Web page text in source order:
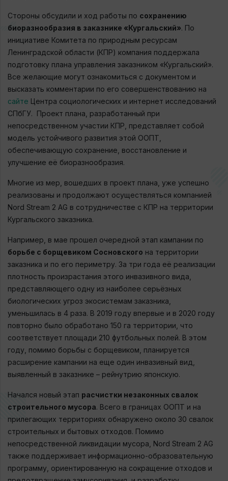
Стороны обсудили и ход работы по сохранению
биоразнообразия в заказнике «Кургальский». По
инициативе Комитета по природным ресурсам
Ленинградской области (КПР) компания поддержала
подготовку плана управления заказником «Кургальский».
Все желающие могут ознакомиться с документом и
высказать комментарии по его совершенствованию на
сайте Центра социологических и интернет исследований
СПбГУ. Проект плана, разработанный при
непосредственном участии КПР, представляет собой
модель устойчивого развития этой ООПТ,
обеспечивающую сохранение, восстановление и
улучшение её биоразнообразия.
Многие из мер, вошедших в проект плана, уже успешно
реализованы и продолжают осуществляться компанией
Nord Stream 2 AG в сотрудничестве с КПР на территории
Кургальского заказника.
Например, в мае прошел очередной этап кампании по
борьбе с борщевиком Сосновского на территории
заказника и по его периметру. За три года её реализации
плотность произрастания этого инвазивного вида,
представляющего одну из наиболее серьёзных
биологических угроз экосистемам заказника,
уменьшилась в 4 раза. В 2019 году впервые и в 2020 году
повторно было обработано 150 га территории, что
соответствует площади 210 футбольных полей. В этом
году, помимо борьбы с борщевиком, планируется
расширение кампании на еще один инвазивный вид,
выявленный в заказнике – рейнутрию японскую.
Начался новый этап расчистки незаконных свалок
строительного мусора. Всего в границах ООПТ и на
прилегающих территориях обнаружено около 30 свалок
строительных и бытовых отходов. Помимо
непосредственной ликвидации мусора, Nord Stream 2 AG
также поддерживает информационно-образовательную
программу, ориентированную на сокращение отходов и